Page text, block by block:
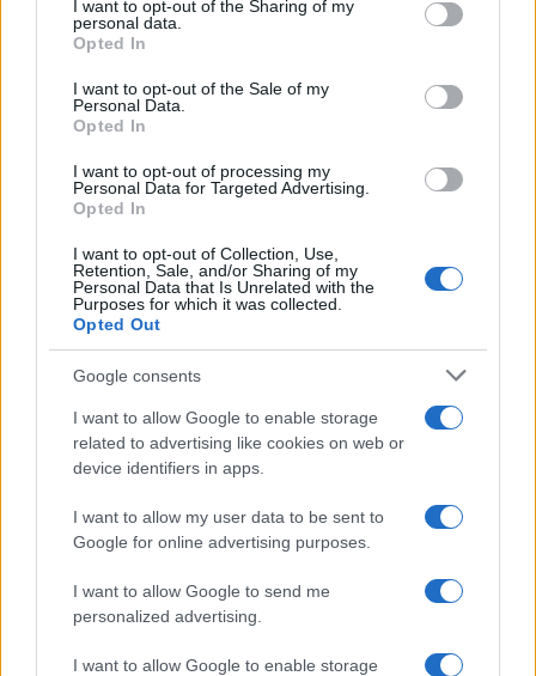
not limited to your visit or usage behaviour. You may click to
grant or deny consent to Google and its third-party tags to
use your data for below specified purposes in below Google
consent section.
I want to opt-out of the Sharing of my
personal data.
Opted In
I want to opt-out of the Sale of my
Personal Data.
Opted In
I want to opt-out of processing my
Personal Data for Targeted Advertising.
Opted In
I want to opt-out of Collection, Use,
Retention, Sale, and/or Sharing of my
Personal Data that Is Unrelated with the
Purposes for which it was collected.
Opted Out
Google consents
I want to allow Google to enable storage
related to advertising like cookies on web or
device identifiers in apps.
I want to allow my user data to be sent to
Google for online advertising purposes.
I want to allow Google to send me
personalized advertising.
I want to allow Google to enable storage
1977-ben vonult vissza az aktív szolgálatból,
és az El Al légitársaságnál kezdett repülni.
Tartalékos szolgálatban a 254. század
parancsnoka volt, és átképzésen vett részt
az F-16-os vadászgépekre.
Even 17 légi győzelmével a világ legjobb
vadászrepülő-ászává vált, és ezt a címet
haláláig megőrizte. Eredményei
elismeréseként az Izraeli Védelmi Erők 2018-
ban, a Légierő Parancsnokságán tartott
ünnepségen dandártábornokká léptették elő,
az akkori IDF vezérkari főnök, Gadi Eisenkot
és a Légierő parancsnoka, Amikam Norkin
vezetésével.
79 évesen Even kiadtaemlékiratait
amelyekben részletesen leírta
vadászpilótaként szerzett számos harci
tapasztalatát.